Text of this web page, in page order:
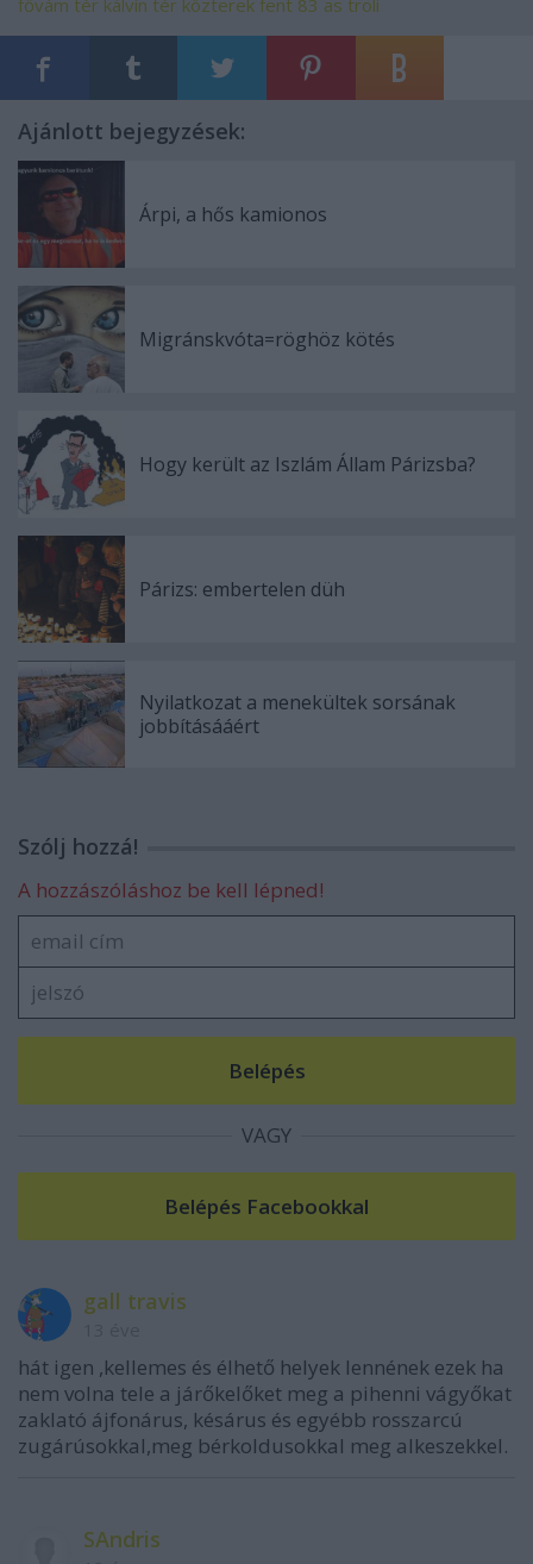
Ajánlott bejegyzések:
Árpi, a hős kamionos
Migránskvóta=röghöz kötés
Hogy került az Iszlám Állam Párizsba?
Párizs: embertelen düh
Nyilatkozat a menekültek sorsának
jobbításááért
Szólj hozzá!
A hozzászóláshoz be kell lépned!
VAGY
gall travis
hát igen ,kellemes és élhető helyek lennének ezek ha
nem volna tele a járőkelőket meg a pihenni vágyőkat
zaklató ájfonárus, késárus és egyébb rosszarcú
zugárúsokkal,meg bérkoldusokkal meg alkeszekkel.
SAndris